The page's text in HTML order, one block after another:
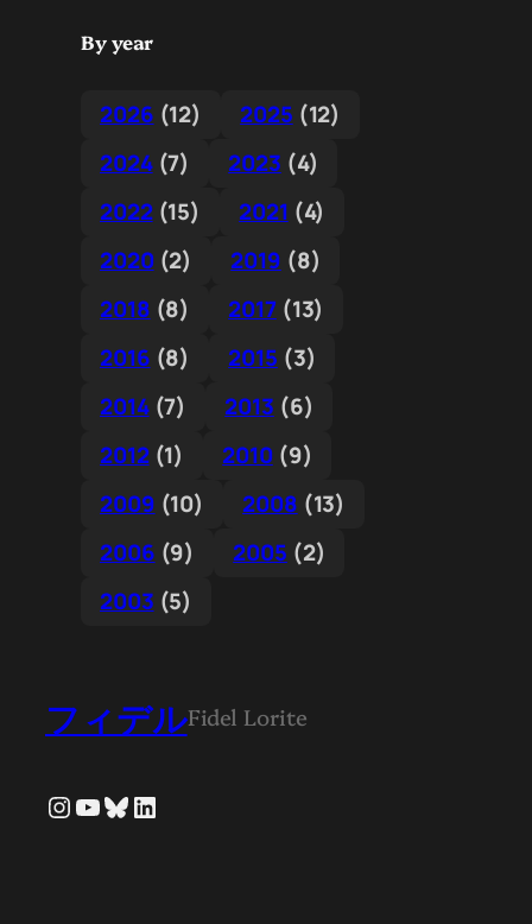
By year
2026 (12) 2025 (12)
2024(7) 2023 (4)
2022(15) 2021 (4)
2020(2) 2019 (8)
2018 (8) 2017(13)
2016 (8) 2015 (3)
2014(7) 2013 (6)
2012(1) 2010(9)
2009 (10) 2008 (13)
2006 (9) 2005 (2)
2003 (5)
フィデルFidel Lorite
Instagram
YouTube
Bluesky
LinkedIn